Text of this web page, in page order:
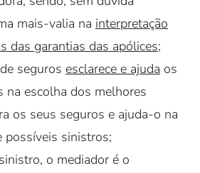
mais-valia na interpretação
das garantias das apólices;
seguros esclarece e ajuda os
na escolha dos melhores
os seus seguros e ajuda-o na
possíveis sinistros;
o mediador é o